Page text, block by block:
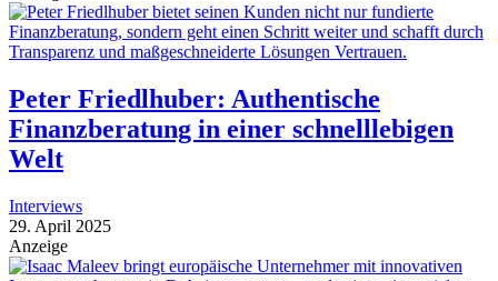
Peter Friedlhuber: Authentische
Finanzberatung in einer schnelllebigen
Welt
Interviews
29. April 2025
Anzeige